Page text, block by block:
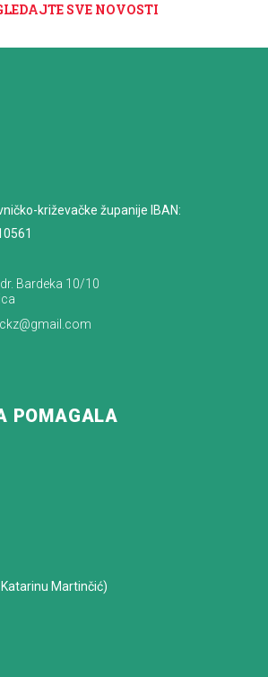
SVE NOVOSTI
križevačke županije IBAN:
Bardeka 10/10
POMAGALA
Martinčić)